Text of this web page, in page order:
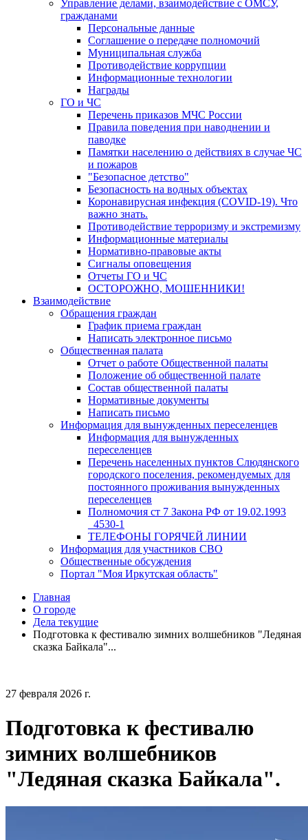
Управление делами, взаимодействие с ОМСУ,
гражданами
Персональные данные
Соглашение о передаче полномочий
Муниципальная служба
Противодействие коррупции
Информационные технологии
Награды
ГО и ЧС
Перечень приказов МЧС России
Правила поведения при наводнении и
паводке
Памятки населению о действиях в случае ЧС
и пожаров
"Безопасное детство"
Безопасность на водных объектах
Коронавирусная инфекция (COVID-19). Что
важно знать.
Противодействие терроризму и экстремизму
Информационные материалы
Нормативно-правовые акты
Сигналы оповещения
Отчеты ГО и ЧС
ОСТОРОЖНО, МОШЕННИКИ!
Взаимодействие
Обращения граждан
График приема граждан
Написать электронное письмо
Общественная палата
Отчет о работе Общественной палаты
Положение об общественной палате
Состав общественной палаты
Нормативные документы
Написать письмо
Информация для вынужденных переселенцев
Информация для вынужденных
переселенцев
Перечень населенных пунктов Слюдянского
городского поселения, рекомендуемых для
постоянного проживания вынужденных
переселенцев
Полномочия ст 7 Закона РФ от 19.02.1993
_4530-1
ТЕЛЕФОНЫ ГОРЯЧЕЙ ЛИНИИ
Информация для участников СВО
Общественные обсуждения
Портал "Моя Иркутская область"
Главная
О городе
Дела текущие
Подготовка к фестивалю зимних волшебников "Ледяная
сказка Байкала"...
27 февраля 2026 г.
Подготовка к фестивалю
зимних волшебников
"Ледяная сказка Байкала".